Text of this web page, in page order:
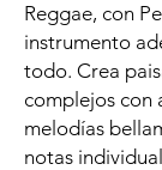
Reggae, con
instrumento
todo. Crea
complejos con
melodías
notas